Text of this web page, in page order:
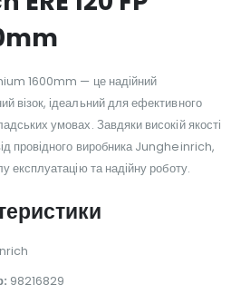
1600mm — це надійний
візок, ідеальний для ефективного
умовах. Завдяки високій якості
провідного виробника Jungheinrich,
експлуатацію та надійну роботу.
98216829